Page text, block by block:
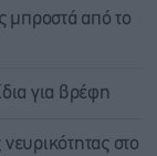
μπροστά από το
για βρέφη
στο